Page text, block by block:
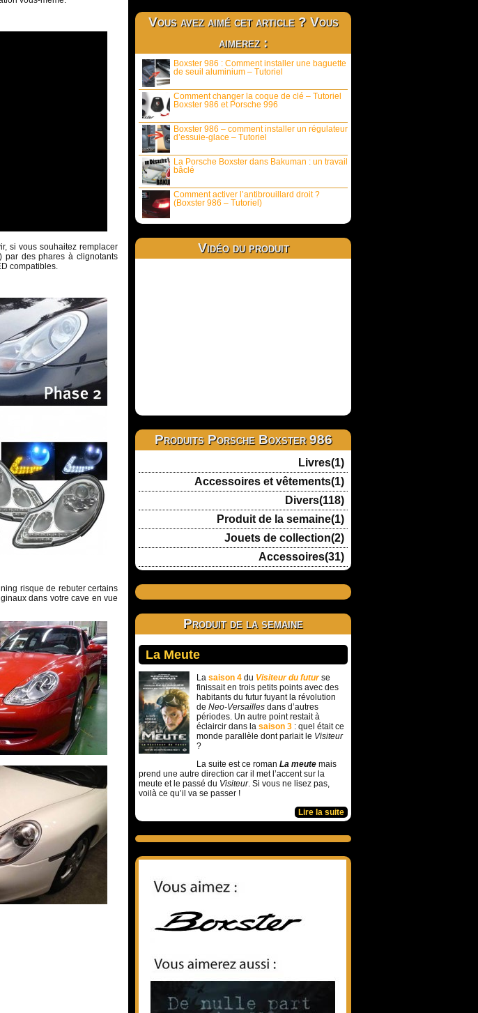
si vous souhaitez remplacer
par des phares à clignotants
compatibles.
risque de rebuter certains
dans votre cave en vue
Vous avez aimé cet article ? Vous
aimerez :
Boxster 986 : Comment installer une baguette
de seuil aluminium – Tutoriel
Comment changer la coque de clé – Tutoriel
Boxster 986 et Porsche 996
Boxster 986 – comment installer un régulateur
d’essuie-glace – Tutoriel
La Porsche Boxster dans Bakuman : un travail
bâclé
Comment activer l’antibrouillard droit ?
(Boxster 986 – Tutoriel)
Vidéo du produit
Produits Porsche Boxster 986
Livres(1)
Accessoires et vêtements(1)
Divers(118)
Produit de la semaine(1)
Jouets de collection(2)
Accessoires(31)
Produit de la semaine
La Meute
La saison 4 du Visiteur du futurse
finissait en trois petits points avec des
habitants du futur fuyant la révolution
de Neo-Versailles dans d’autres
périodes. Un autre point restait à
éclaircir dans la saison 3 : quel était ce
monde parallèle dont parlait le Visiteur
?
La suite est ce roman La meute mais
prend une autre direction car il met l’accent sur la
meute et le passé du Visiteur. Si vous ne lisez pas,
voilà ce qu’il va se passer !
Lire la suite